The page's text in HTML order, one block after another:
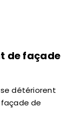
de façade
se détériorent
de